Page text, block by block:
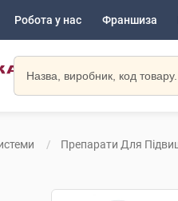
Робота у нас Франшиза
Препарати Для